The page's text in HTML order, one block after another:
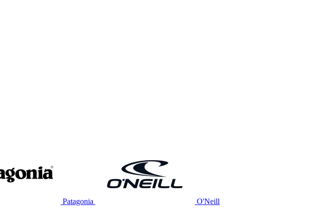
Patagonia O'Neill